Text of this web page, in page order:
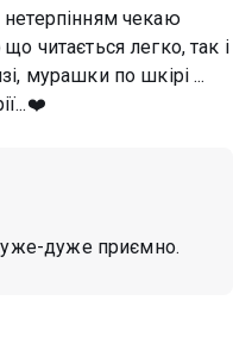
чекаю
читається легко, так і
мурашки по шкірі ...
дуже приємно.